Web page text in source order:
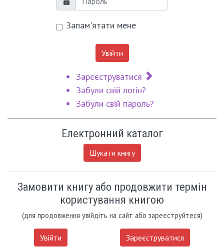
Пароль
Запам'ятати мене
Увійти
Зареєструватися
Забули свій логін?
Забули свій пароль?
Електронний каталог
Шукати книгу
Замовити книгу або продовжити термін
користування книгою
(для продовження увійдіть на сайт або зареєструйтеся)
Увійти Зареєструватися